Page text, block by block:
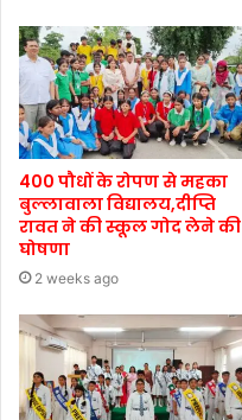
400 पौधों के रोपण से महका
बुल्लावाला विद्यालय,दीप्ति
रावत ने की स्कूल गोद लेने की
घोषणा
2 weeks ago